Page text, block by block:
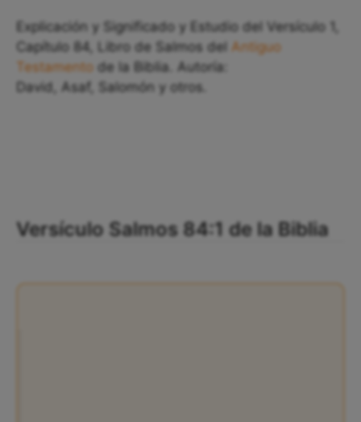
Explicación y Significado y Estudio del Versículo 1,
Capítulo 84, Libro de Salmos del Antiguo
Testamento de la Biblia. Autoría:
David, Asaf, Salomón y otros.
Versículo Salmos 84:1 de la Biblia